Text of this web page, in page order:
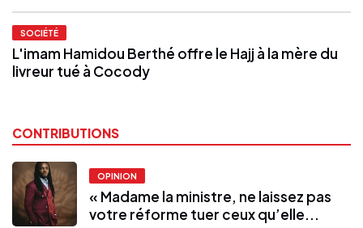
SOCIÉTÉ
L'imam Hamidou Berthé offre le Hajj à la mère du
livreur tué à Cocody
CONTRIBUTIONS
OPINION
« Madame la ministre, ne laissez pas
votre réforme tuer ceux qu’elle...